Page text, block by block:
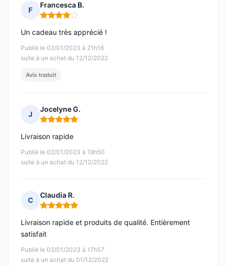
F
Francesca B.
Note : 4 sur 5
Publié le 02/01/2023 à 21h16
suite à un achat du 12/12/2022
Un cadeau très apprécié !
Avis traduit
J
Jocelyne G.
Note : 5 sur 5
Publié le 02/01/2023 à 19h50
suite à un achat du 12/12/2022
Livraison rapide
C
Claudia R.
Note : 5 sur 5
Publié le 02/01/2023 à 17h57
suite à un achat du 01/12/2022
Livraison rapide et produits de qualité. Entièrement
satisfait